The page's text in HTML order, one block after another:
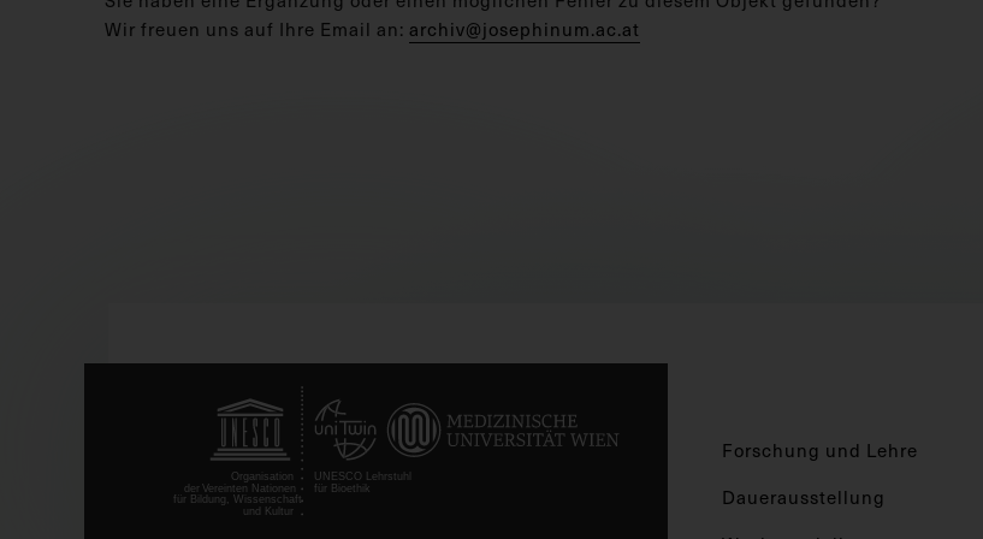
Wir freuen uns auf Ihre Email an: archiv@josephinum.ac.at
Forschung und Lehre
Dauerausstellung